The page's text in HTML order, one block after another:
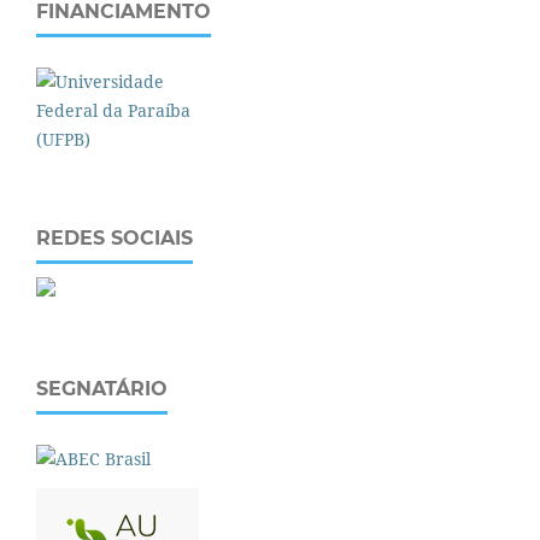
FINANCIAMENTO
REDES SOCIAIS
SEGNATÁRIO